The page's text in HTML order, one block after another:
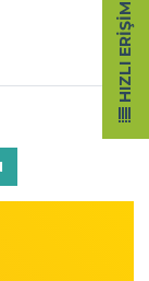
HIZLI ERIŞIM